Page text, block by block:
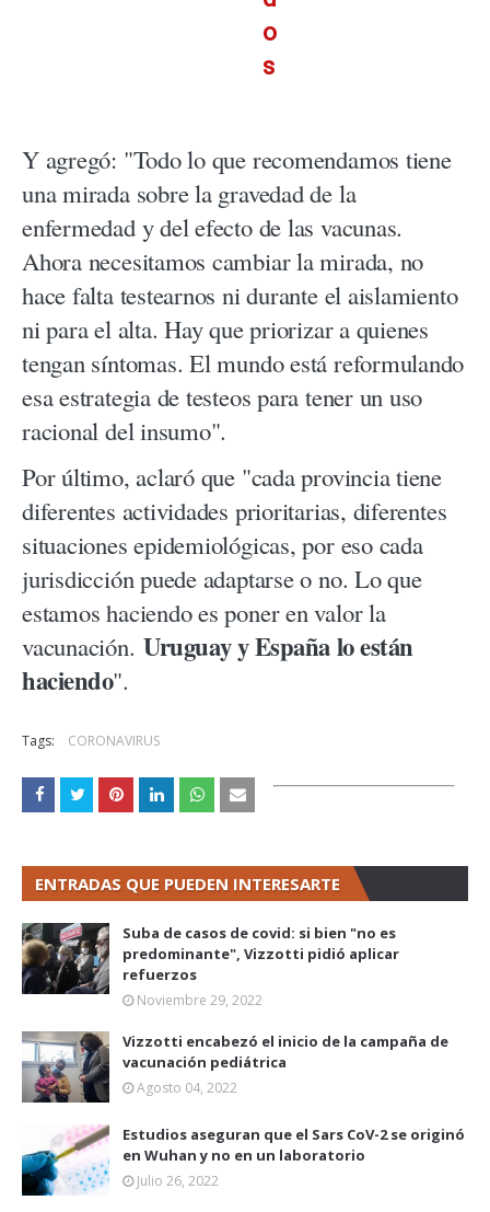
o
s
Y agregó: "Todo lo que recomendamos tiene
una mirada sobre la gravedad de la
enfermedad y del efecto de las vacunas.
Ahora necesitamos cambiar la mirada, no
hace falta testearnos ni durante el aislamiento
ni para el alta. Hay que priorizar a quienes
tengan síntomas. El mundo está reformulando
esa estrategia de testeos para tener un uso
racional del insumo".
Por último, aclaró que "cada provincia tiene
diferentes actividades prioritarias, diferentes
situaciones epidemiológicas, por eso cada
jurisdicción puede adaptarse o no. Lo que
estamos haciendo es poner en valor la
vacunación.Uruguay y España lo están
haciendo".
Tags: CORONAVIRUS
ENTRADAS QUE PUEDEN INTERESARTE
Suba de casos de covid: si bien "no es
predominante", Vizzotti pidió aplicar
refuerzos
Noviembre 29, 2022
Vizzotti encabezó el inicio de la campaña de
vacunación pediátrica
Agosto 04, 2022
Estudios aseguran que el Sars CoV-2 se originó
en Wuhan y no en un laboratorio
Julio 26, 2022